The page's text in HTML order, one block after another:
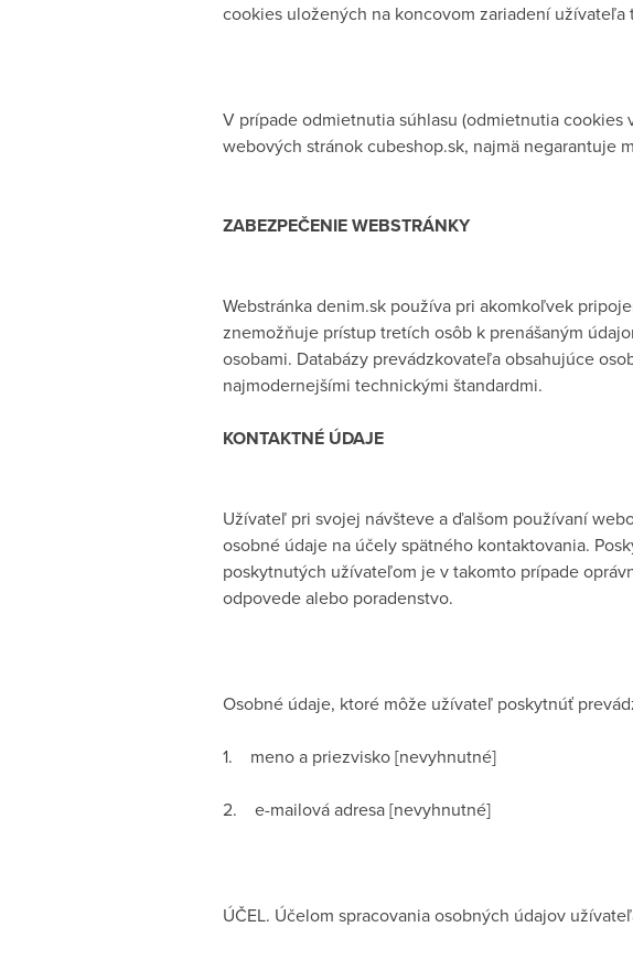
cookies uložených na koncovom zariadení užívateľa
V prípade odmietnutia súhlasu (odmietnutia
webových stránok cubeshop.sk, najmä negarantuje
ZABEZPEČENIE WEBSTRÁNKY
Webstránka denim.sk používa pri akomkoľvek
znemožňuje prístup tretích osôb k prenášaným
osobami. Databázy prevádzkovateľa obsahujúce
najmodernejšími technickými štandardmi.
KONTAKTNÉ ÚDAJE
Užívateľ pri svojej návšteve a ďalšom používaní
osobné údaje na účely spätného kontaktovania.
poskytnutých užívateľom je v takomto prípade
odpovede alebo poradenstvo.
Osobné údaje, ktoré môže užívateľ poskytnúť
1. meno a priezvisko [nevyhnutné]
2. e-mailová adresa [nevyhnutné]
ÚČEL. Účelom spracovania osobných údajov